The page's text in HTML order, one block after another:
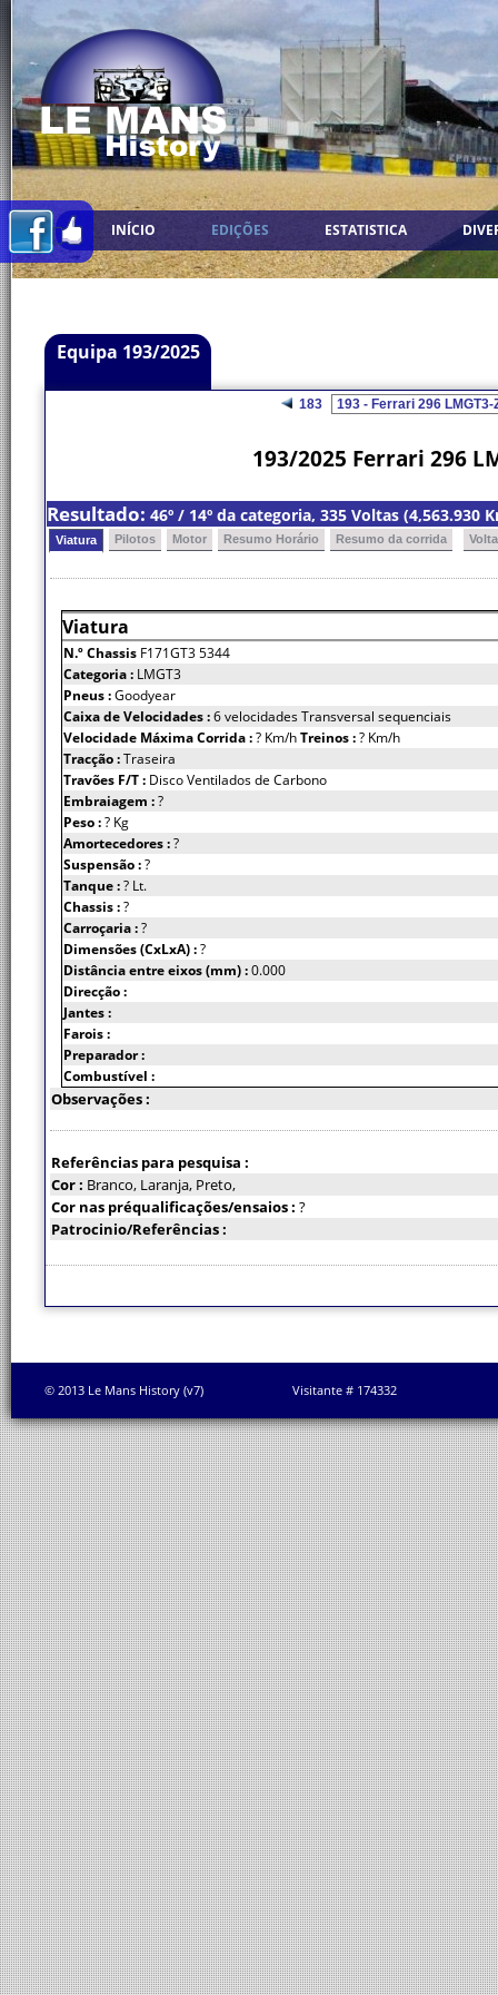
INÍCIO EDIÇÕES ESTATISTICA
Equipa 193/2025
183
193/2025 Ferrari 296
Resultado: 46º / 14º da categoria, 335 Voltas (4,563.930
Viatura Pilotos Motor Resumo Horário Resumo da corrida
Viatura
N.º Chassis F171GT3 5344
Categoria : LMGT3
Pneus :Goodyear
Caixa de Velocidades :6 velocidades Transversal sequenciais
Velocidade Máxima Corrida :? Km/hTreinos :? Km/h
Tracção :Traseira
Travões F/T : Disco Ventilados de Carbono
Embraiagem :?
Peso :? Kg
Amortecedores :?
Suspensão :?
Tanque :? Lt.
Chassis :?
Carroçaria :?
Dimensões (CxLxA) :?
Distância entre eixos (mm) :0.000
Direcção :
Jantes :
Farois :
Preparador :
Combustível :
Observações :
Referências para pesquisa :
Cor : Branco, Laranja, Preto,
Cor nas préqualificações/ensaios : ?
Patrocinio/Referências :
© 2013 Le Mans History (v7) Visitante # 174332